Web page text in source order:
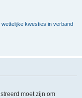
kwesties in verband
moet zijn om